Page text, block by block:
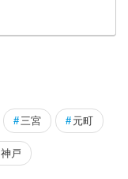
# 三宮 # 元町
神戸